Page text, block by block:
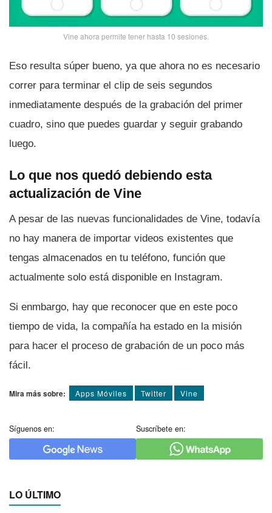
Vine ahora permite tener hasta 10 sesiones.
Eso resulta súper bueno, ya que ahora no es necesario
correr para terminar el clip de seis segundos
inmediatamente después de la grabación del primer
cuadro, sino que puedes guardar y seguir grabando
luego.
Lo que nos quedó debiendo esta
actualización de Vine
A pesar de las nuevas funcionalidades de Vine, todaví­a
no hay manera de importar videos existentes que
tengas almacenados en tu teléfono, función que
actualmente solo está disponible en Instagram.
Si enmbargo, hay que reconocer que en este poco
tiempo de vida, la compañí­a ha estado en la misión
para hacer el proceso de grabación de un poco más
fácil.
Mira más sobre: Apps Móviles Twitter Vine
Síguenos en: Suscríbete en:
LO ÚLTIMO